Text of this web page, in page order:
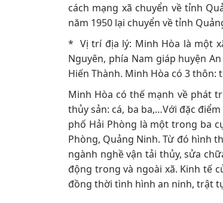
cách mạng xã chuyển về tỉnh
năm 1950 lại chuyển về tỉnh
* Vị trí địa lý: Minh Hòa là một
Nguyên, phía Nam giáp huyện
Hiến Thành. Minh Hòa có 3 thôn:
Minh Hòa có thế mạnh về phát
thủy sản: cá, ba ba,…Với đặc
phố Hải Phòng là một trong ba
Phòng, Quảng Ninh. Từ đó hình
ngành nghề vận tải thủy, sửa
động trong và ngoài xã. Kinh tế
đồng thời tình hình an ninh, trật